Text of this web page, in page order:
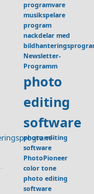
programvare
musikspelare
program
nackdelar med
Newsletter-
Programm
photo
editing
software
photo editing
software
PhotoPioneer
color tone
photo editing
software